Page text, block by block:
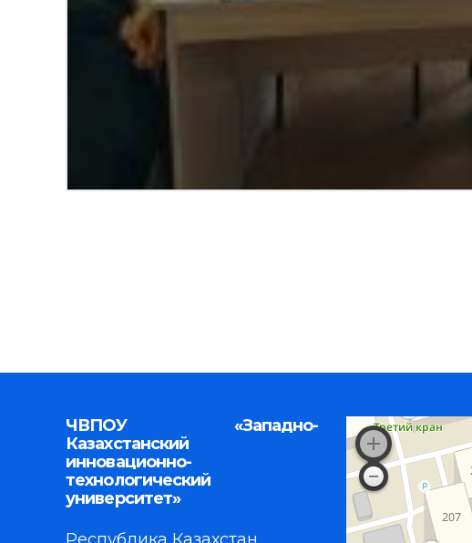
ЧВПОУ «Западно-
Казахстанский
инновационно-
технологический
университет»